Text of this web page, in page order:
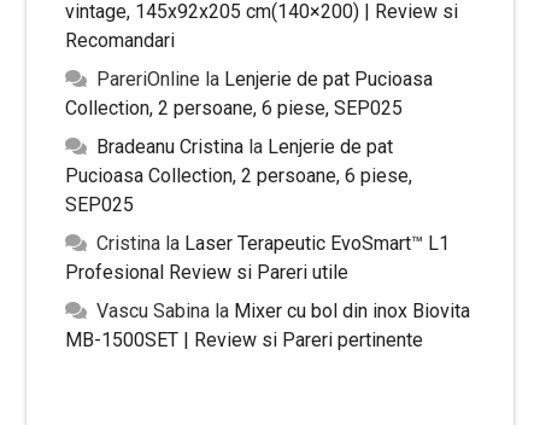
vintage, 145x92x205 cm(140×200) | Review si
Recomandari
PareriOnline la Lenjerie de pat Pucioasa
Collection, 2 persoane, 6 piese, SEP025
Bradeanu Cristina la Lenjerie de pat
Pucioasa Collection, 2 persoane, 6 piese,
SEP025
Cristina la Laser Terapeutic EvoSmart™ L1
Profesional Review si Pareri utile
Vascu Sabina la Mixer cu bol din inox Biovita
MB-1500SET | Review si Pareri pertinente